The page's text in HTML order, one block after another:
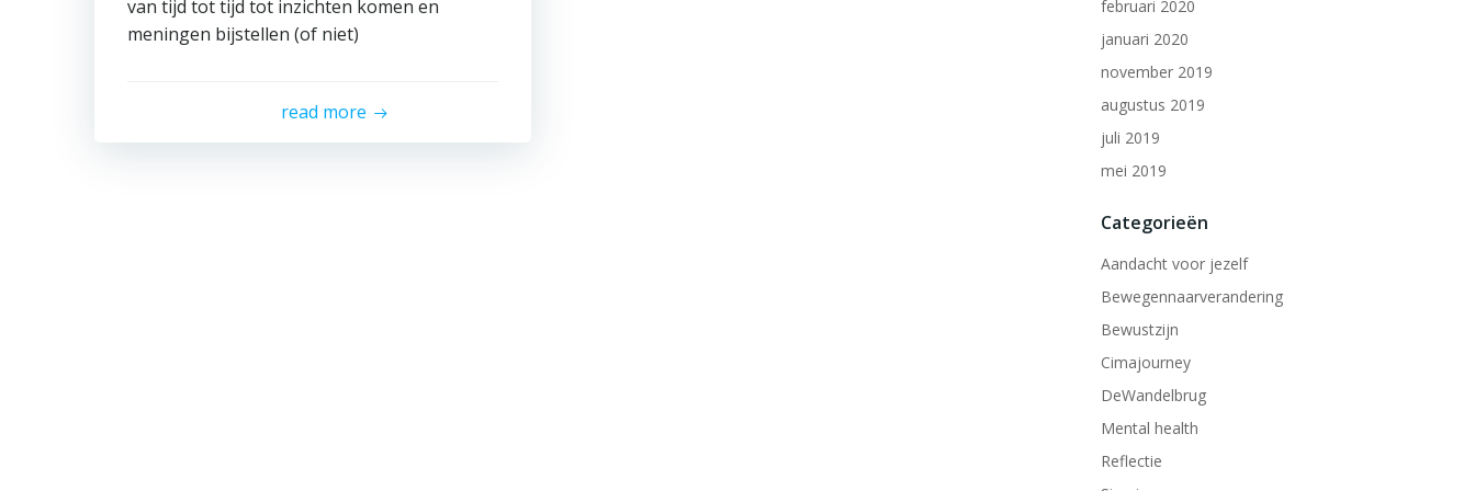
van tijd tot tijd tot inzichten komen en
meningen bijstellen (of niet)
read more
februari 2020
januari 2020
november 2019
augustus 2019
juli 2019
mei 2019
Categorieën
Aandacht voor jezelf
Bewegennaarverandering
Bewustzijn
Cimajourney
DeWandelbrug
Mental health
Reflectie